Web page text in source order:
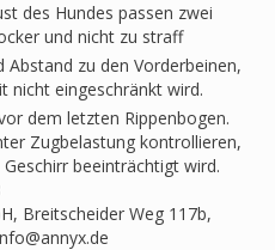
des Hundes passen zwei
und nicht zu straff
zu den Vorderbeinen,
nicht eingeschränkt wird.
dem letzten Rippenbogen.
Zugbelastung kontrollieren,
beeinträchtigt wird.
Breitscheider Weg 117b,